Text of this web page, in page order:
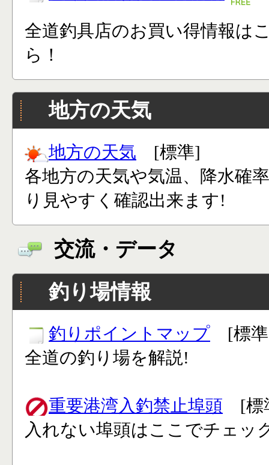
全道釣具店のお買い得情報は
ら！
地方の天気
地方の天気 [標準]
各地方の天気や気温、降水確
り見やすく確認出来ます!
交流・データ
釣り場情報
釣りポイントマップ [標
全道の釣り場を解説!
重要港湾入釣禁止埠頭 [標
入れない埠頭はここでチェッ